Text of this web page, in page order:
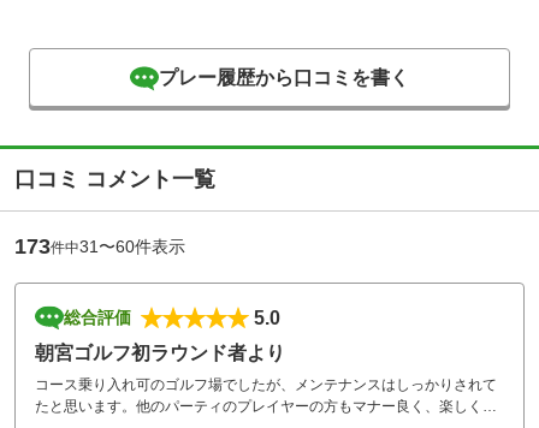
プレー履歴から口コミを書く
口コミ コメント一覧
173件中31〜60件表示
総合評価
5.0
朝宮ゴルフ初ラウンド者より
コース乗り入れ可のゴルフ場でしたが、メンテナンスはしっかりされて
たと思います。他のパーティのプレイヤーの方もマナー良く、楽しく廻